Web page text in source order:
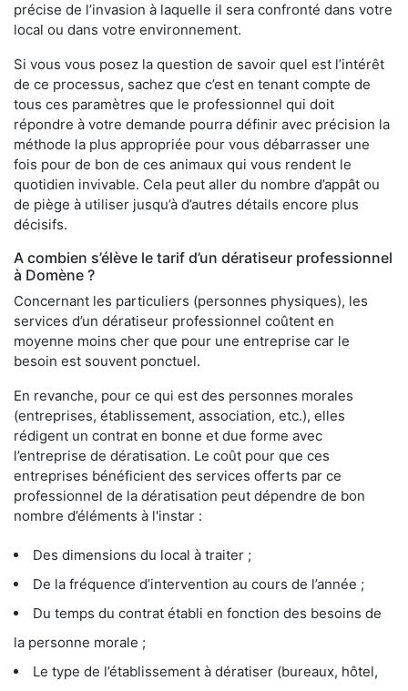
précise de l’invasion à laquelle il sera confronté dans votre
local ou dans votre environnement.
Si vous vous posez la question de savoir quel est l’intérêt
de ce processus, sachez que c’est en tenant compte de
tous ces paramètres que le professionnel qui doit
répondre à votre demande pourra définir avec précision la
méthode la plus appropriée pour vous débarrasser une
fois pour de bon de ces animaux qui vous rendent le
quotidien invivable. Cela peut aller du nombre d’appât ou
de piège à utiliser jusqu’à d’autres détails encore plus
décisifs.
A combien s’élève le tarif d’un dératiseur professionnel
à Domène ?
Concernant les particuliers (personnes physiques), les
services d’un dératiseur professionnel coûtent en
moyenne moins cher que pour une entreprise car le
besoin est souvent ponctuel.
En revanche, pour ce qui est des personnes morales
(entreprises, établissement, association, etc.), elles
rédigent un contrat en bonne et due forme avec
l’entreprise de dératisation. Le coût pour que ces
entreprises bénéficient des services offerts par ce
professionnel de la dératisation peut dépendre de bon
nombre d’éléments à l'instar :
Des dimensions du local à traiter ;
De la fréquence d’intervention au cours de l’année ;
Du temps du contrat établi en fonction des besoins de
la personne morale ;
Le type de l’établissement à dératiser (bureaux, hôtel,